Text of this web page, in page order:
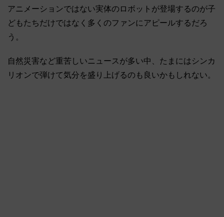
アニメーションではない実体のロボットが登場するのが子
どもたちだけではなく多くのファンにアピールするだろ
う。
自然災害など重苦しいニュースが多い中、たまにはシンカ
リオンで弾けて気分を盛り上げるのも良いかもしれない。